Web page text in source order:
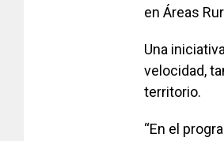
en Áreas
Una
velocidad,
territorio.
“En el